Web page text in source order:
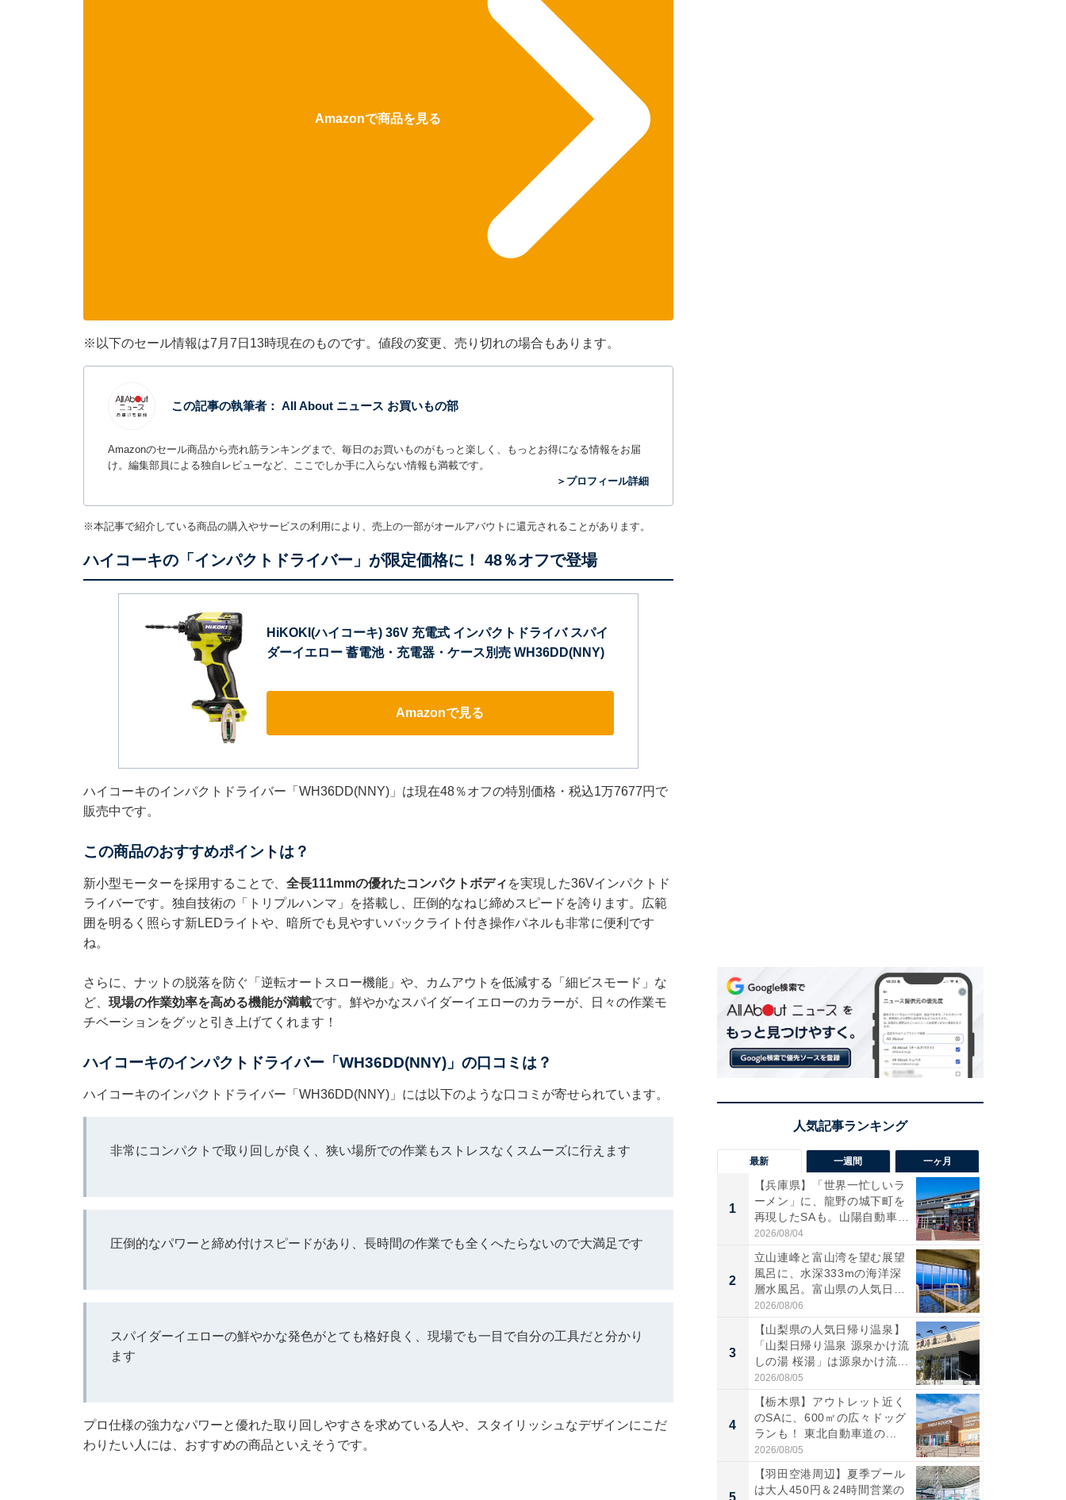
Amazonで商品を見る
※以下のセール情報は7月7日13時現在のものです。値段の変更、売り切れの場合もあります。
この記事の執筆者： All About ニュース お買いもの部
Amazonのセール商品から売れ筋ランキングまで、毎日のお買いものがもっと楽しく、もっとお得になる情報をお届
け。編集部員による独自レビューなど、ここでしか手に入らない情報も満載です。
＞プロフィール詳細
※本記事で紹介している商品の購入やサービスの利用により、売上の一部がオールアバウトに還元されることがあります。
ハイコーキの「インパクトドライバー」が限定価格に！ 48％オフで登場
HiKOKI(ハイコーキ) 36V 充電式 インパクトドライバ スパイ
ダーイエロー 蓄電池・充電器・ケース別売 WH36DD(NNY)
Amazonで見る
ハイコーキのインパクトドライバー「WH36DD(NNY)」は現在48％オフの特別価格・税込1万7677円で
販売中です。
この商品のおすすめポイントは？
新小型モーターを採用することで、 全長111mmの優れたコンパクトボディ を実現した36Vインパクトド
ライバーです。独自技術の「トリプルハンマ」を搭載し、圧倒的なねじ締めスピードを誇ります。広範
囲を明るく照らす新LEDライトや、暗所でも見やすいバックライト付き操作パネルも非常に便利です
ね。
さらに、ナットの脱落を防ぐ「逆転オートスロー機能」や、カムアウトを低減する「細ビスモード」な
ど、 現場の作業効率を高める機能が満載です。鮮やかなスパイダーイエローのカラーが、日々の作業モ
チベーションをグッと引き上げてくれます！
ハイコーキのインパクトドライバー「WH36DD(NNY)」の口コミは？
ハイコーキのインパクトドライバー「WH36DD(NNY)」には以下のような口コミが寄せられています。
非常にコンパクトで取り回しが良く、狭い場所での作業もストレスなくスムーズに行えます
圧倒的なパワーと締め付けスピードがあり、長時間の作業でも全くへたらないので大満足です
スパイダーイエローの鮮やかな発色がとても格好良く、現場でも一目で自分の工具だと分かり
ます
プロ仕様の強力なパワーと優れた取り回しやすさを求めている人や、スタイリッシュなデザインにこだ
わりたい人には、おすすめの商品といえそうです。
最新 一週間 一ヶ月
1
【兵庫県】「世界一忙しいラ
ーメン」に、龍野の城下町を
再現したSAも。山陽自動車
道...
2026/08/04
2
立山連峰と富山湾を望む展望
風呂に、水深333mの海洋深
層水風呂。富山県の人気日
帰...
2026/08/06
3
【山梨県の人気日帰り温泉】
「山梨日帰り温泉 源泉かけ流
しの湯 桜湯」は源泉かけ流...
2026/08/05
4
【栃木県】アウトレット近く
のSAに、600㎡の広々ドッグ
ランも！ 東北自動車道の...
2026/08/05
【羽田空港周辺】夏季プール
は大人450円＆24時間営業の